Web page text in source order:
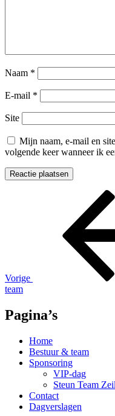
Naam *
E-mail *
Site
Mijn naam, e-mail en
volgende keer wanneer ik
Vorige
team
Pagina’s
Home
Bestuur & team
Sponsoring
VIP-dag
Steun Team
Contact
Dagverslagen